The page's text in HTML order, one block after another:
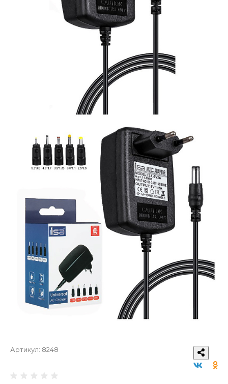
Артикул: 8248